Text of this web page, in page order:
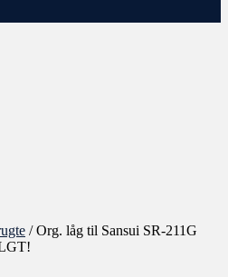
/ Org. låg til Sansui SR-211G